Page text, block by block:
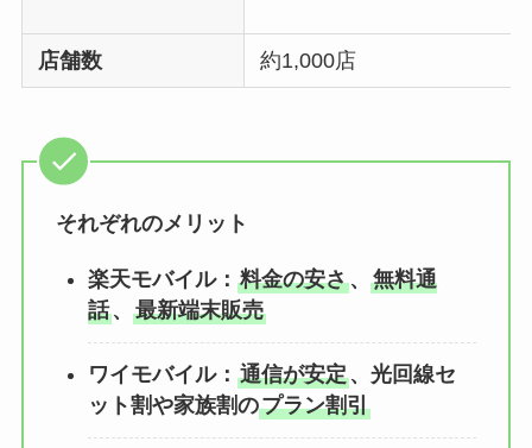
店舗数 約1,000店
それぞれのメリット
楽天モバイル： 料金の安さ、 無料通
話、 最新端末販売
ワイモバイル： 通信が安定、光回線セ
ット割や家族割のプラン割引